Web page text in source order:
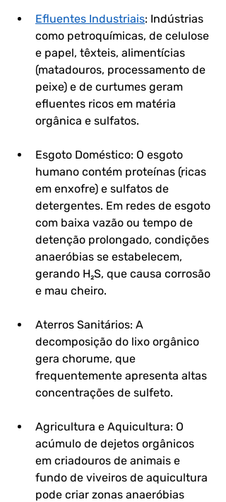
Efluentes Industriais: Indústrias
como petroquímicas, de celulose
e papel, têxteis, alimentícias
(matadouros, processamento de
peixe) e de curtumes geram
efluentes ricos em matéria
orgânica e sulfatos.
Esgoto Doméstico: O esgoto
humano contém proteínas (ricas
em enxofre) e sulfatos de
detergentes. Em redes de esgoto
com baixa vazão ou tempo de
detenção prolongado, condições
anaeróbias se estabelecem,
gerando H₂S, que causa corrosão
e mau cheiro.
Aterros Sanitários: A
decomposição do lixo orgânico
gera chorume, que
frequentemente apresenta altas
concentrações de sulfeto.
Agricultura e Aquicultura: O
acúmulo de dejetos orgânicos
em criadouros de animais e
fundo de viveiros de aquicultura
pode criar zonas anaeróbias